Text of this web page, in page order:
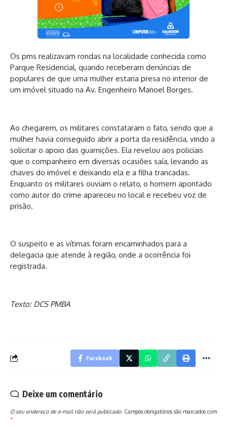
Os pms realizavam rondas na localidade conhecida como
Parque Residencial, quando receberam denúncias de
populares de que uma mulher estaria presa no interior de
um imóvel situado na Av. Engenheiro Manoel Borges.
Ao chegarem, os militares constataram o fato, sendo que a
mulher havia conseguido abrir a porta da residência, vindo a
solicitar o apoio das guarnições. Ela revelou aos policiais
que o companheiro em diversas ocasiões saía, levando as
chaves do imóvel e deixando ela e a filha trancadas.
Enquanto os militares ouviam o relato, o homem apontado
como autor do crime apareceu no local e recebeu voz de
prisão.
O suspeito e as vítimas foram encaminhados para a
delegacia que atende à região, onde a ocorrência foi
registrada.
Texto: DCS PMBA
Facebook
Deixe um comentário
O seu endereço de e-mail não será publicado. Campos obrigatórios são marcados com
*